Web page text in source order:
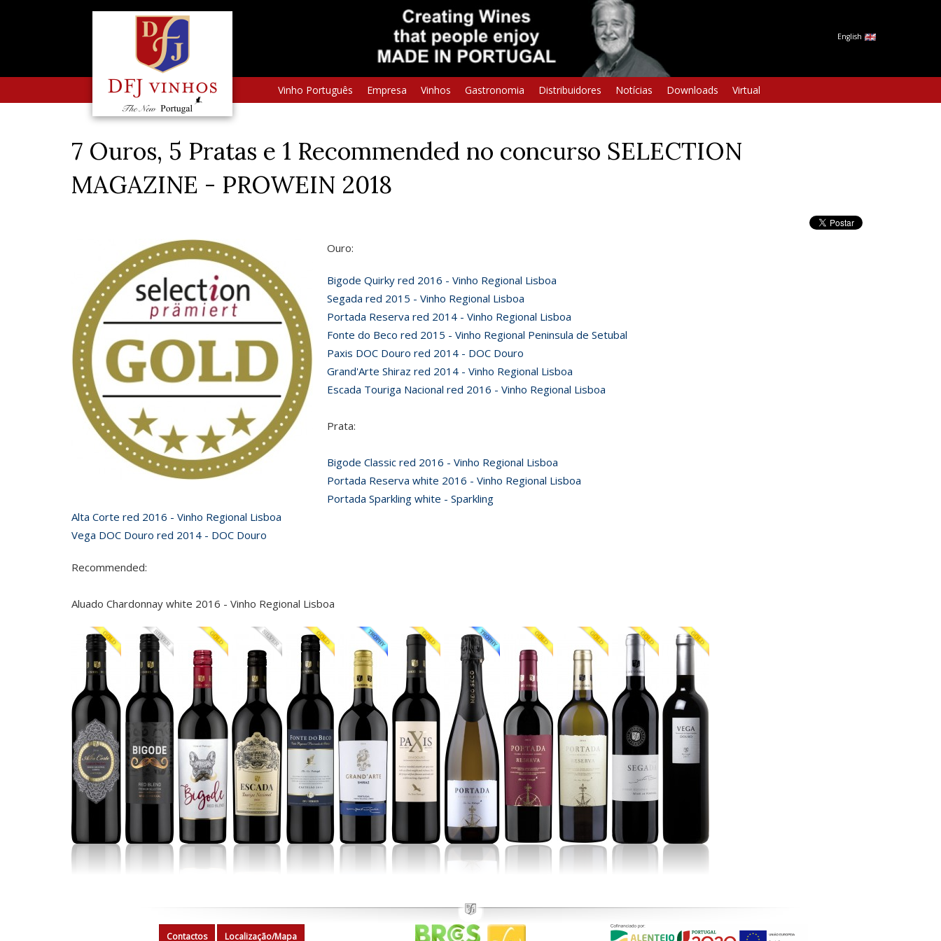
English
Vinho Português Empresa Vinhos Gastronomia Distribuidores Notícias Downloads Virtual
7 Ouros, 5 Pratas e 1 Recommended no concurso SELECTION
MAGAZINE - PROWEIN 2018
Ouro:
Bigode Quirky red 2016 - Vinho Regional Lisboa
Segada red 2015 - Vinho Regional Lisboa
Portada Reserva red 2014 - Vinho Regional Lisboa
Fonte do Beco red 2015 - Vinho Regional Peninsula de Setubal
Paxis DOC Douro red 2014 - DOC Douro
Grand'Arte Shiraz red 2014 - Vinho Regional Lisboa
Escada Touriga Nacional red 2016 - Vinho Regional Lisboa
Prata:
Bigode Classic red 2016 - Vinho Regional Lisboa
Portada Reserva white 2016 - Vinho Regional Lisboa
Portada Sparkling white - Sparkling
Alta Corte red 2016 - Vinho Regional Lisboa
Vega DOC Douro red 2014 - DOC Douro
Recommended:
Aluado Chardonnay white 2016 - Vinho Regional Lisboa
Contactos Localização/Mapa